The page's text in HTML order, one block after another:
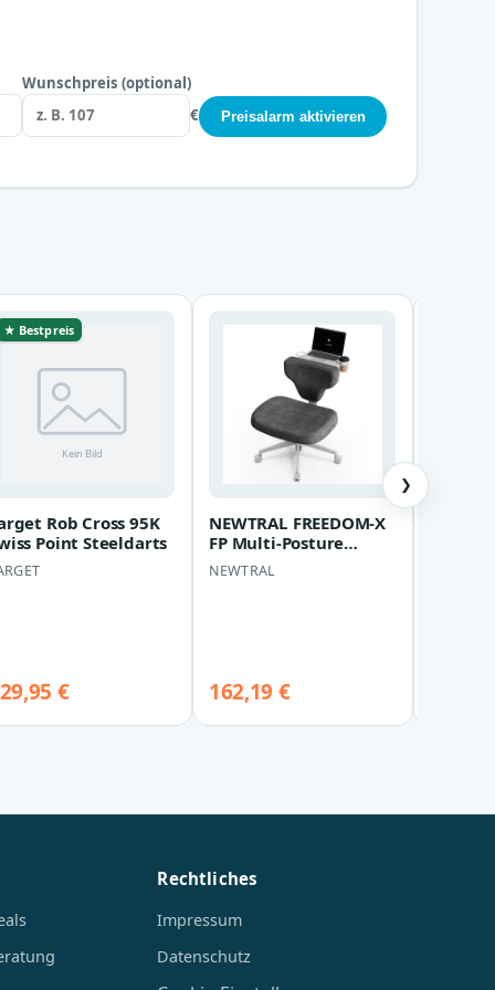
Wunschpreis (optional)
€
Preisalarm aktivieren
★ Bestpreis
Rob Cross 95K
Point Steeldarts
€
NEWTRAL FREEDOM-X
FP Multi-Posture
Armless Widened
Cross-Leg Chair
NEWTRAL
162,19 €
❯
Rechtliches
Impressum
Datenschutz